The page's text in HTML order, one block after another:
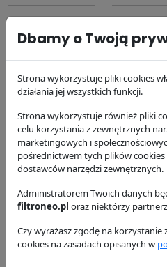
Filtr paliwa
P550588
Donaldson
37.93 zł
Filtr paliwa
P550861
Donaldson
27.42 zł
Dbamy o Twoją
Strona wykorzystuje pliki cookies
działania jej wszystkich funkcji.
Strona wykorzystuje również pliki
celu korzystania z zewnętrznych
marketingowych i
pośrednictwem tych plików
dostawców narzędzi zewnętrznych.
Administratorem Twoich danych
filtroneo.pl oraz niektórzy
Czy wyrażasz zgodę na
cookies na zasadach opisanych w